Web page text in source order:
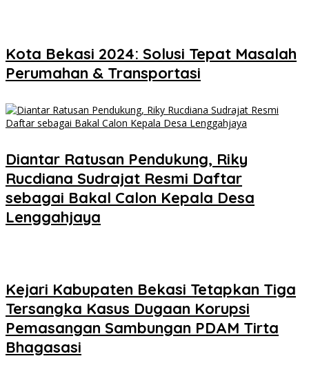
Kota Bekasi 2024: Solusi Tepat Masalah
Perumahan & Transportasi
Diantar Ratusan Pendukung, Riky
Rucdiana Sudrajat Resmi Daftar
sebagai Bakal Calon Kepala Desa
Lenggahjaya
Kejari Kabupaten Bekasi Tetapkan Tiga
Tersangka Kasus Dugaan Korupsi
Pemasangan Sambungan PDAM Tirta
Bhagasasi